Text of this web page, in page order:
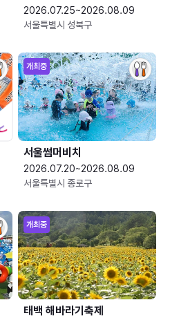
2026.07.25~2026.08.09
서울특별시 성북구
개최중
서울썸머비치
2026.07.20~2026.08.09
서울특별시 종로구
개최중
태백 해바라기축제